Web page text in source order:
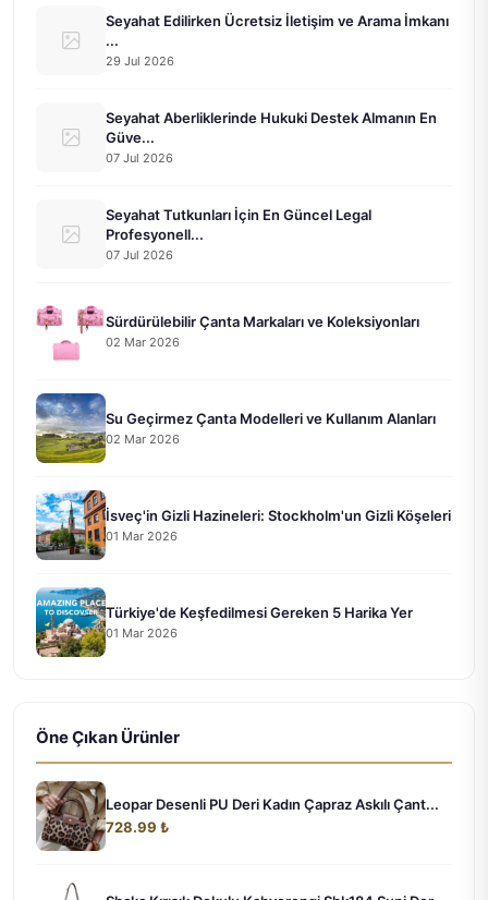
Seyahat Edilirken Ücretsiz İletişim ve Arama İmkanı
...
29 Jul 2026
Seyahat Aberliklerinde Hukuki Destek Almanın En
Güve...
07 Jul 2026
Seyahat Tutkunları İçin En Güncel Legal
Profesyonell...
07 Jul 2026
Sürdürülebilir Çanta Markaları ve Koleksiyonları
02 Mar 2026
Su Geçirmez Çanta Modelleri ve Kullanım Alanları
02 Mar 2026
İsveç'in Gizli Hazineleri: Stockholm'un Gizli Köşeleri
01 Mar 2026
Türkiye'de Keşfedilmesi Gereken 5 Harika Yer
01 Mar 2026
Öne Çıkan Ürünler
Leopar Desenli PU Deri Kadın Çapraz Askılı Çant...
728.99 ₺